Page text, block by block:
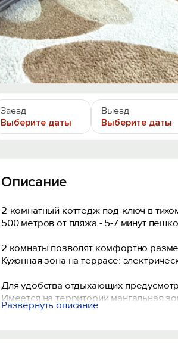
Заезд
Выберите даты
Выезд
Выберите даты
Описание
2-комнатный коттедж под-ключ в
500 метров от пляжа - 5-7 минут
2 комнаты позволят комфортно
Кухонная зона на террасе:
Для удобства отдыхающих
Имеется на территории мангальная
Комнаты оснащены кондиционерами.
Развернуть описание